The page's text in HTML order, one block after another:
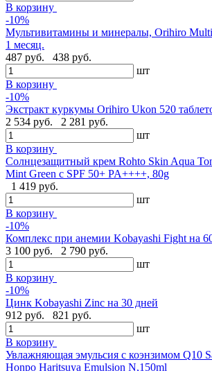
В корзину
-10%
Мультивитамины и минералы, Orihiro
1 месяц.
487 руб.
438 руб.
шт
В корзину
-10%
Экстракт куркумы Orihiro Ukon 520
2 534 руб.
2 281 руб.
шт
В корзину
Солнцезащитный крем Rohto Skin Aqua
Mint Green с SPF 50+ PA++++, 80g
1 419 руб.
шт
В корзину
-10%
Комплекс при анемии Kobayashi Fight на
3 100 руб.
2 790 руб.
шт
В корзину
-10%
Цинк Kobayashi Zinc на 30 дней
912 руб.
821 руб.
шт
В корзину
Увлажняющая эмульсия с коэнзимом Q10
Honpo Haritsuya Emulsion N,150ml